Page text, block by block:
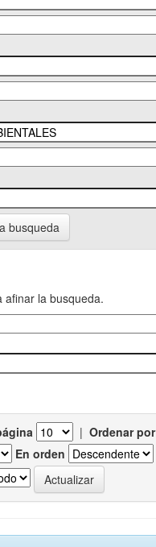
busqueda
afinar la busqueda.
| Ordenar por
En orden